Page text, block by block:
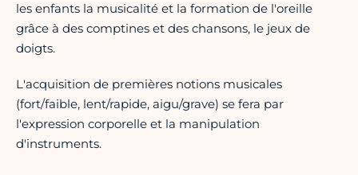
les enfants la musicalité et la formation de l'oreille
grâce à des comptines et des chansons, le jeux de
doigts.
L'acquisition de premières notions musicales
(fort/faible, lent/rapide, aigu/grave) se fera par
l'expression corporelle et la manipulation
d'instruments.